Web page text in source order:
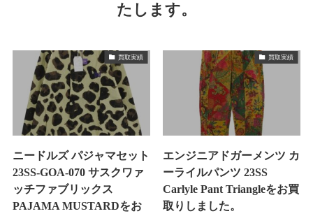
たします。
買取実績
ニードルズ パジャマセット
23SS-GOA-070 サスクワァ
ッチファブリックス
PAJAMA MUSTARDをお
買取実績
エンジニアドガーメンツ カ
ーライルパンツ 23SS
Carlyle Pant Triangleをお買
取りしました。